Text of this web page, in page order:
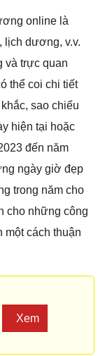
online là
lịch dương, v.v.
và trực quan
thể coi chi tiết
sao chiếu
hiện tại hoặc
đến năm
ngày giờ đẹp
trong năm cho
cho những công
một cách thuận
Xem